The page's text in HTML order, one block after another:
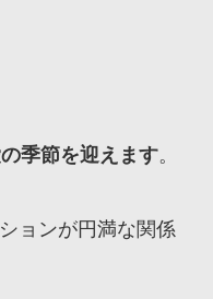
季節を迎えます。
ョンが円満な関係